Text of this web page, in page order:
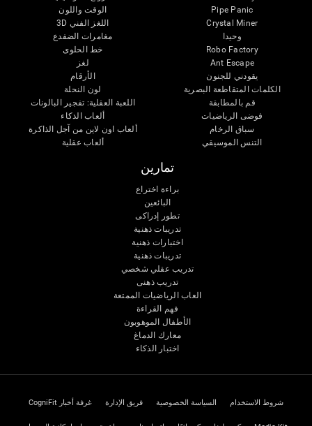
Pipe Panic
Crystal Miner
وحيدا
Robo Factory
Ant Escape
يقودني للجنون
الكلمات المتقاطعة البصرية
قم بالمطابقة
فوضى الرياضيات
سباق الرخام
التنس الموسيقي
الوقت واللون
اللغز الفني 3D
مغامرات الضفدع
خط الحلوى
لغز
الأرقام
لون النحلة
اللعبة العقلية: تفجير البالونات
ألعاب الذكاء
ألعاب اون لاين من آجل الذاكرة
ألعاب عقلية
تمارين
براءة اختراع
البائعين
تطور إدراكى
تدريبات ذهنية
اختبارات ذهنية
تدريبات ذهنية
تدريب عقلي شخصي
تدريب ذهنى
العاب الرياضيات الممتعة
فهم القراءة
الأطفال الموهوبون
معارك الدماغ
اختبار الذكاء
شروط الاستخدام السياسة الخصوصية فريق الإدارة غرفة أخبار CogniFit